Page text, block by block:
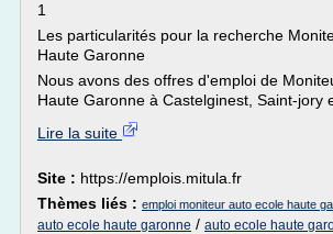
1
Les particularités pour la recherche
Haute Garonne
Nous avons des offres d'emploi de
Haute Garonne à Castelginest, Saint-jory
Lire la suite
Site : https://emplois.mitula.fr
Thèmes liés : emploi moniteur auto ecole haute
auto ecole haute garonne / auto ecole haute